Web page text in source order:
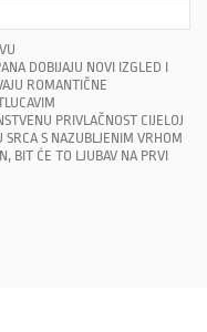
DOBIJAJU NOVI IZGLED I
ROMANTIČNE
PRIVLAČNOST CIJELOJ
SRCA S NAZUBLJENIM VRHOM
BIT ĆE TO LJUBAV NA PRVI